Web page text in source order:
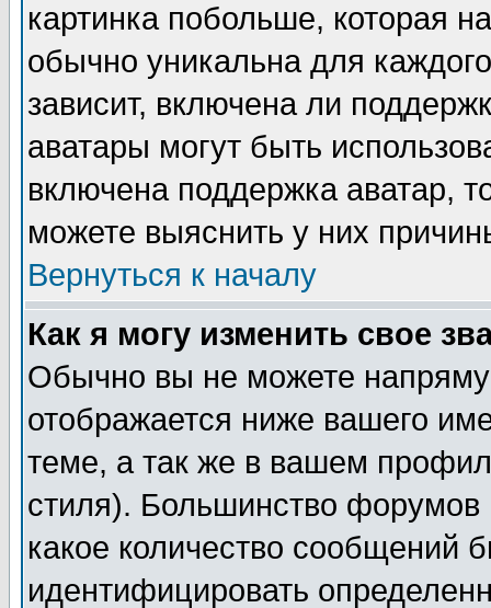
картинка побольше, которая
обычно уникальна для
зависит, включена ли
аватары могут быть
включена поддержка аватар,
можете выяснить у них
Вернуться к началу
Как я могу изменить свое
Обычно вы не можете
отображается ниже вашего
теме, а так же в вашем
стиля). Большинство форумов
какое количество сообщений
идентифицировать